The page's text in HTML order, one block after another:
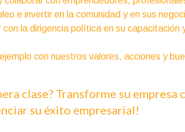
e invertir en la comunidad y en sus
con la dirigencia política en su
con nuestros valores, acciones y
clase? Transforme su
su éxito empresarial!